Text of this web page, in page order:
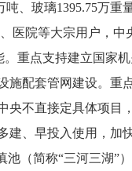
、玻璃1395.75万重
医院等大宗用户，
重点支持建立国家
施配套管网建设。重
央不直接定具体项目
建、早投入使用，加
（简称“三河三湖”